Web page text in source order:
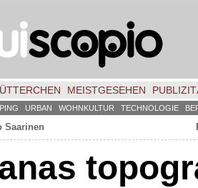
MEISTGESEHEN
URBAN WOHNKULTUR TECHNOLOGIE
Saarinen